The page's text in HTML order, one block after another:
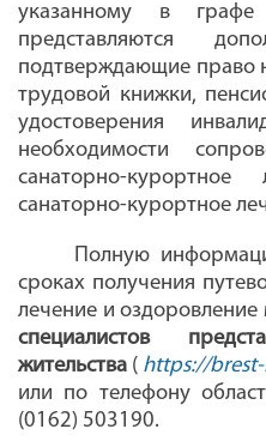
указанному в графе
представляются
подтверждающие право
трудовой книжки,
удостоверения
необходимости
санаторно-
санаторно-курортное
Полную
сроках получения
лечение и
специалистов
жительства ( https://
или по телефону
(0162) 503190.